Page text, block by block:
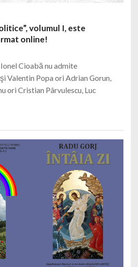
volumul I, este
online!
Cioabă nu admite
Valentin Popa ori Adrian Gorun,
ori Cristian Pârvulescu, Luc